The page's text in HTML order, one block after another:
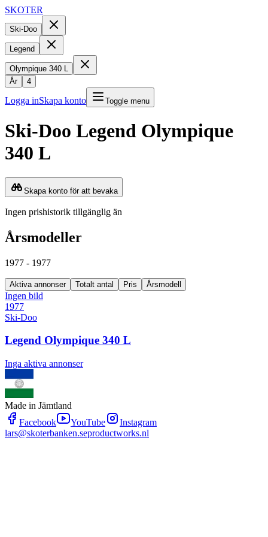
SKOTER
Ski-Doo
Legend
Olympique 340 L
År
4
Logga inSkapa konto Toggle menu
Ski-Doo Legend Olympique
340 L
Skapa konto för att bevaka
Ingen prishistorik tillgänglig än
Årsmodeller
1977 - 1977
Aktiva annonser Totalt antal Pris Årsmodell
Ingen bild
1977
Ski-Doo
Legend Olympique 340 L
Inga aktiva annonser
Made in Jämtland
Facebook
YouTube
Instagram
lars@skoterbanken.seproductworks.nl